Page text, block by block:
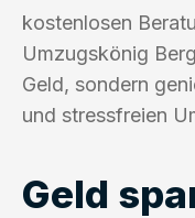
kostenlosen
Umzugskönig
Geld, sondern
und stressfreien
Geld